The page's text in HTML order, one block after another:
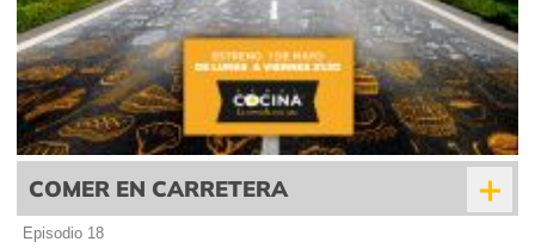
COMER EN CARRETERA +
Episodio 18